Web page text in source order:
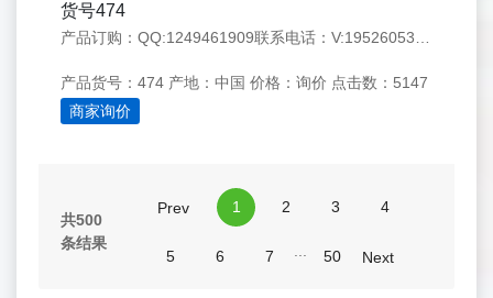
货号474
产品货号：474 产地：中国 价格：询价 点击数：5147
商家询价
共500
条结果
Prev 1 2 3 4
5 6 7 50 Next